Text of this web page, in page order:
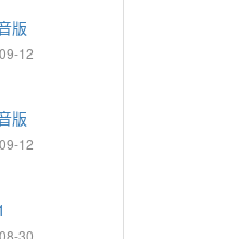
版
12
版
12